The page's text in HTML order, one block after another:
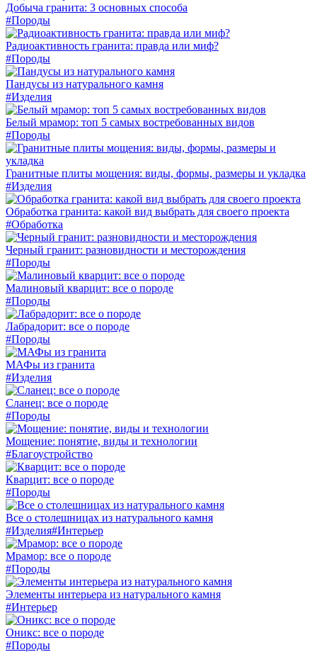
Добыча гранита: 3 основных способа
#Породы
Радиоактивность гранита: правда или миф?
#Породы
Пандусы из натурального камня
#Изделия
Белый мрамор: топ 5 самых востребованных видов
#Породы
Гранитные плиты мощения: виды, формы, размеры и укладка
#Изделия
Обработка гранита: какой вид выбрать для своего проекта
#Обработка
Черный гранит: разновидности и месторождения
#Породы
Малиновый кварцит: все о породе
#Породы
Лабрадорит: все о породе
#Породы
МАФы из гранита
#Изделия
Сланец: все о породе
#Породы
Мощение: понятие, виды и технологии
#Благоустройство
Кварцит: все о породе
#Породы
Все о столешницах из натурального камня
#Изделия#Интерьер
Мрамор: все о породе
#Породы
Элементы интерьера из натурального камня
#Интерьер
Оникс: все о породе
#Породы